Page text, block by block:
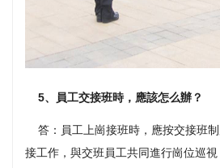
5、員工交接班時，應該怎么辦？
答：員工上崗接班時，應按交接班
接工作，與交班員工共同進行崗位巡